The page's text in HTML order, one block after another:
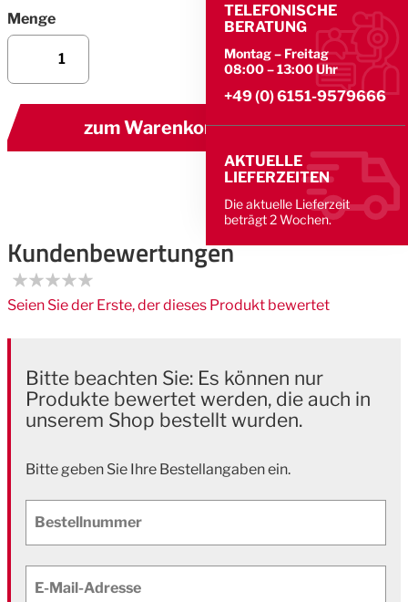
TELEFONISCHE
BERATUNG
Montag – Freitag
08:00 – 13:00 Uhr
+49 (0) 6151-9579666
AKTUELLE
LIEFERZEITEN
Die aktuelle Lieferzeit
beträgt 2 Wochen.
Menge
zum Warenkorb hinzufügen
Kundenbewertungen
Seien Sie der Erste, der dieses Produkt bewertet
Bitte beachten Sie: Es können nur
Produkte bewertet werden, die auch in
unserem Shop bestellt wurden.
Bitte geben Sie Ihre Bestellangaben ein.
Bestellnummer
E-Mail-Adresse